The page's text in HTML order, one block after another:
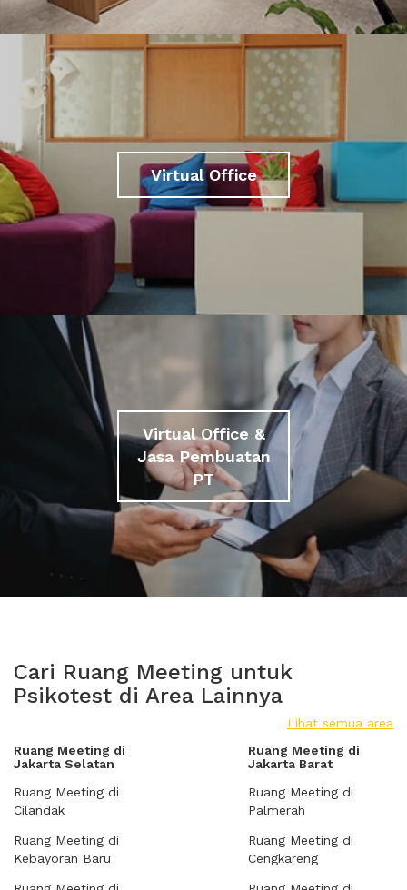
Virtual Office
Virtual Office &
Jasa Pembuatan
PT
Cari Ruang Meeting untuk
Psikotest di Area Lainnya
Lihat semua area
Ruang Meeting di
Jakarta Selatan
Ruang Meeting di
Cilandak
Ruang Meeting di
Kebayoran Baru
Ruang Meeting di
Jakarta Barat
Ruang Meeting di
Palmerah
Ruang Meeting di
Cengkareng